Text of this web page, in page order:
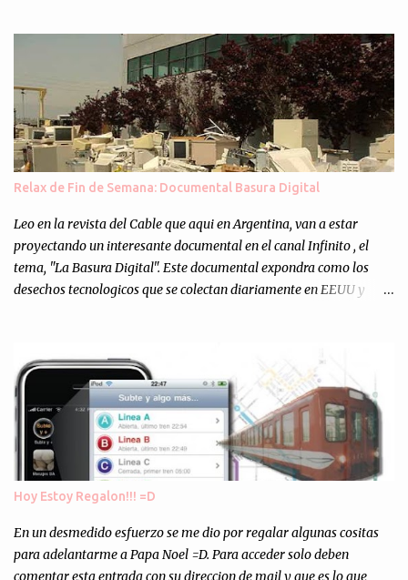
nuestra propia óptica: un punto de vista independiente e
informal.Para festejarlo, se nos ocurrió que estemos todos juntos; y
cuando digo "todos" me refiero a toda la gente que alguna vez
participó en el semanario como panelista, y a ustedes. Por eso se
nos ocurrió la idea de emitir video en vivo. La tarea no fué facil,
hubo que coordinar horarios, preparar el estudio, configurar
muchos programejos y hacer muchas pruebas. ¿El resultado?
Totalmente inesperado. Mas de 200 personas en vivo
escuchándonos y viendo como grabamos el semanario es, para mi
personalmente, un éxito y un logro sin precedentes. Sinceram...
Relax de Fin de Semana: Documental Basura Digital
Leo en la revista del Cable que aqui en Argentina, van a estar
proyectando un interesante documental en el canal Infinito , el
tema, "La Basura Digital". Este documental expondra como los
desechos tecnologicos que se colectan diariamente en EEUU y
Asi, todos los residuos sonincinerados produciendo lo que los
ambientalistas llaman "La Pesadilla de la Edad Cibernetica". La
transmision es el Domingo 2 de diciembre a las 21:00 hs. Me
parecio muy interesante, no creo que lo pueda ver por la hora, asi
que los comentarios los dejo en sus manos...
Hoy Estoy Regalon!!! =D
En un desmedido esfuerzo se me dio por regalar algunas cositas
para adelantarme a Papa Noel =D. Para acceder solo deben
comentar esta entrada con su direccion de mail y que es lo que